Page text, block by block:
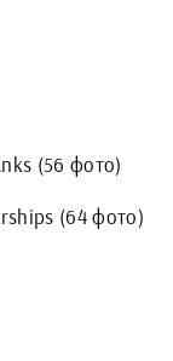
(56 фото)